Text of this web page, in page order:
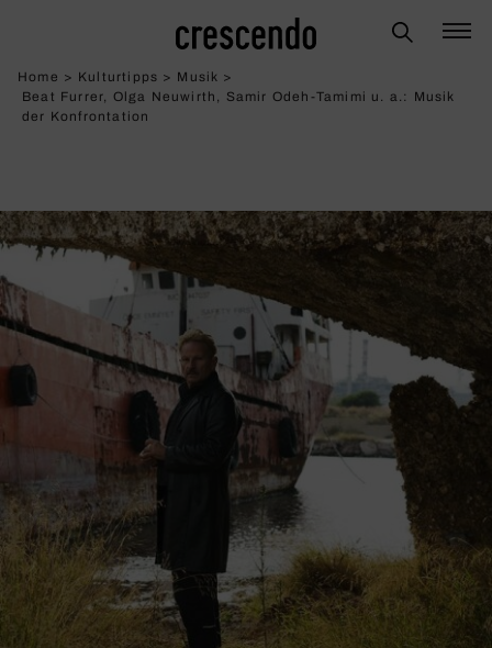
Home > Kulturtipps > Musik >
Beat Furrer, Olga Neuwirth, Samir Odeh-Tamimi u. a.: Musik
der Konfron­ta­tion